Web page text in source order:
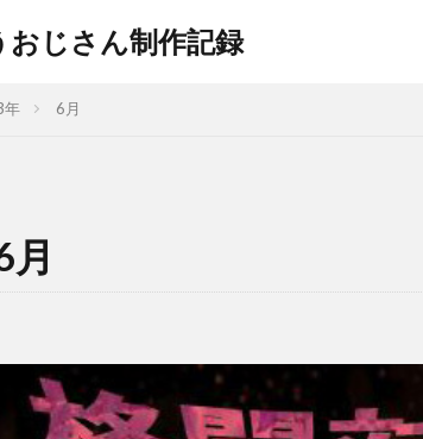
おじさん制作記録
年 6月